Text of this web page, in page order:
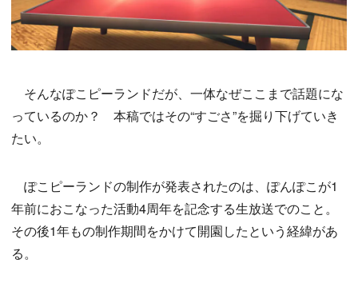
そんなぽこピーランドだが、一体なぜここまで話題にな
っているのか？ 本稿ではその“すごさ”を掘り下げていき
たい。
ぽこピーランドの制作が発表されたのは、ぽんぽこが1
年前におこなった活動4周年を記念する生放送でのこと。
その後1年もの制作期間をかけて開園したという経緯があ
る。